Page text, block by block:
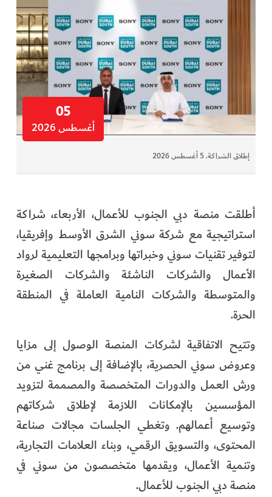
05
أغسطس 2026
إطلاق الشراكة. 5 أغسطس 2026
أطلقت منصة دبي الجنوب للأعمال، الأربعاء، شراكة
استراتيجية مع شركة سوني الشرق الأوسط وإفريقيا،
لتوفير تقنيات سوني وخبراتها وبرامجها التعليمية لرواد
الأعمال والشركات الناشئة والشركات الصغيرة
والمتوسطة والشركات النامية العاملة في المنطقة
الحرة.
وتتيح الاتفاقية لشركات المنصة الوصول إلى مزايا
وعروض سوني الحصرية، بالإضافة إلى برنامج غني من
ورش العمل والدورات المتخصصة والمصممة لتزويد
المؤسسين بالإمكانات اللازمة لإطلاق شركاتهم
وتوسيع أعمالهم. وتغطي الجلسات مجالات صناعة
المحتوى، والتسويق الرقمي، وبناء العلامات التجارية،
وتنمية الأعمال، ويقدمها متخصصون من سوني في
منصة دبي الجنوب للأعمال.